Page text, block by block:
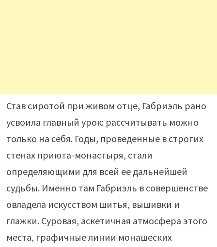
Став сиротой при живом отце, Габриэль рано
усвоила главный урок: рассчитывать можно
только на себя. Годы, проведенные в строгих
стенах приюта-монастыря, стали
определяющими для всей ее дальнейшей
судьбы. Именно там Габриэль в совершенстве
овладела искусством шитья, вышивки и
глажки. Суровая, аскетичная атмосфера этого
места, графичные линии монашеских